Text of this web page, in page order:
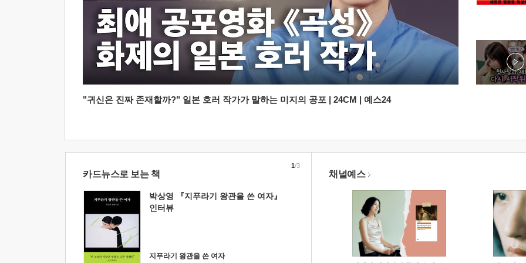
"귀신은 진짜 존재할까?" 일본 호러 작가가 말하는 미지의 공포 | 24CM | 예스24
카드뉴스로 보는 책
박상영 『지푸라기 왕관을 쓴 여자』
인터뷰
지푸라기 왕관을 쓴 여자
1/3
채널예스